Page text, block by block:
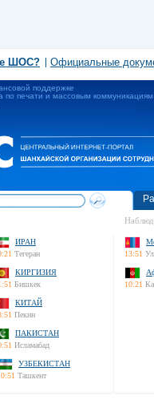
ШОС? Официальные
поддержке
по печати и массовым коммуникациям
ИРАН
Тегеран
КИРГИЗИЯ
Бишкек
КИТАЙ
Пекин
ПАКИСТАН
Исламабад
УЗБЕКИСТАН
Ташкент
13:51
10:21